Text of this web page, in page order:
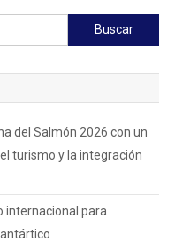
Buscar:
del Salmón 2026 con un
turismo y la integración
internacional para